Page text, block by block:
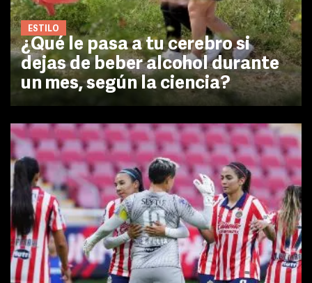
ESTILO
¿Qué le pasa a tu cerebro si
dejas de beber alcohol durante
un mes, según la ciencia?